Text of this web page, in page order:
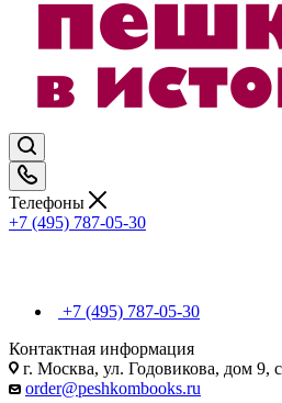
Телефоны
+7 (495) 787-05-30
+7 (495) 787-05-30
Контактная информация
г. Москва, ул. Годовикова, дом 9,
order@peshkombooks.ru